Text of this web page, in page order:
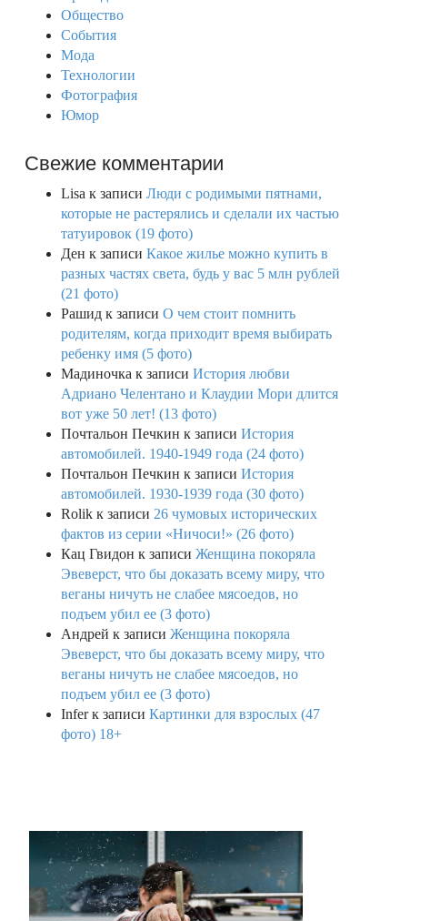
Общество
События
Мода
Технологии
Фотография
Юмор
Свежие комментарии
Lisa к записи Люди с родимыми пятнами,
которые не растерялись и сделали их частью
татуировок (19 фото)
Ден к записи Какое жилье можно купить в
разных частях света, будь у вас 5 млн рублей
(21 фото)
Рашид к записи О чем стоит помнить
родителям, когда приходит время выбирать
ребенку имя (5 фото)
Мадиночка к записи История любви
Адриано Челентано и Клаудии Мори длится
вот уже 50 лет! (13 фото)
Почтальон Печкин к записи История
автомобилей. 1940-1949 года (24 фото)
Почтальон Печкин к записи История
автомобилей. 1930-1939 года (30 фото)
Rolik к записи 26 чумовых исторических
фактов из серии «Ничоси!» (26 фото)
Кац Гвидон к записи Женщина покоряла
Эвеверст, что бы доказать всему миру, что
веганы ничуть не слабее мясоедов, но
подъем убил ее (3 фото)
Андрей к записи Женщина покоряла
Эвеверст, что бы доказать всему миру, что
веганы ничуть не слабее мясоедов, но
подъем убил ее (3 фото)
Inferк записи Картинки для взрослых (47
фото) 18+